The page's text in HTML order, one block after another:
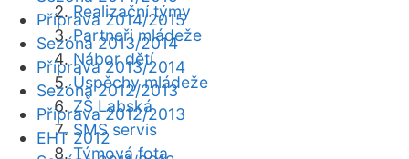
Realizační týmy
Partneři mládeže
Nábor dětí
Úspěchy mládeže
ZŠ Labská
SMS servis
Týmová fota
Příprava 2014/2015
Sezóna 2013/2014
Příprava 2013/2014
Sezóna 2012/2013
Příprava 2012/2013
EHT 2012